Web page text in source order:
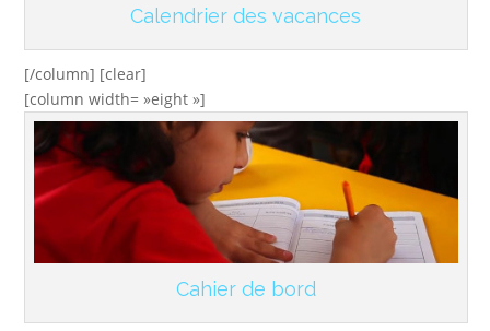
Calendrier des vacances
[/column] [clear]
[column width= »eight »]
Cahier de bord